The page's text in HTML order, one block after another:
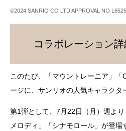
©2024 SANRIO CO LTD APPROVAL NO
コラボレーション詳
このたび、「マウントレーニア」
ージに、サンリオの人気キャラクタ
第1弾として、7月22日（月）週よ
メロディ」「シナモロール」が登場